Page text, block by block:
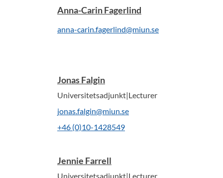
Anna-Carin Fagerlind
anna-carin.fagerlind@miun.se
Jonas Falgin
Universitetsadjunkt|Lecturer
jonas.falgin@miun.se
+46 (0)10-1428549
Jennie Farrell
Universitetsadjunkt|Lecturer